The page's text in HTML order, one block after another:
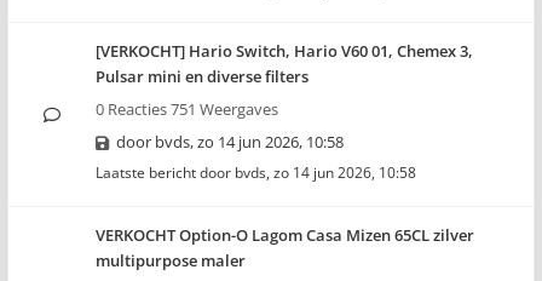
[VERKOCHT] Hario Switch, Hario V60 01, Chemex 3,
Pulsar mini en diverse filters
0 Reacties 751 Weergaves
door bvds,zo 14 jun 2026, 10:58
Laatste bericht door bvds, zo 14 jun 2026, 10:58
VERKOCHT Option-O Lagom Casa Mizen 65CL zilver
multipurpose maler